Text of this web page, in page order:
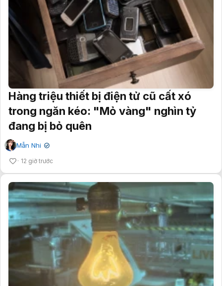
Hàng triệu thiết bị điện tử cũ cất xó
trong ngăn kéo: "Mỏ vàng" nghìn tỷ
đang bị bỏ quên
Mẫn Nhi ✔
12 giờ trước